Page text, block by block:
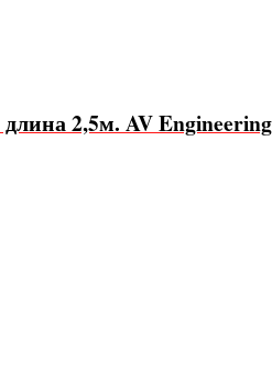
2,5м. AV Engineering